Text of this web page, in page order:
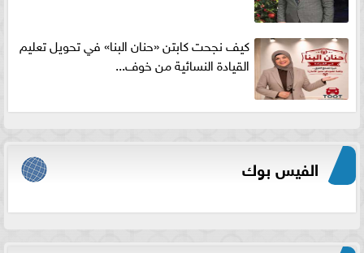
كيف نجحت كابتن «حنان البنا» في تحويل تعليم
القيادة النسائية من خوف...
الفيس بوك